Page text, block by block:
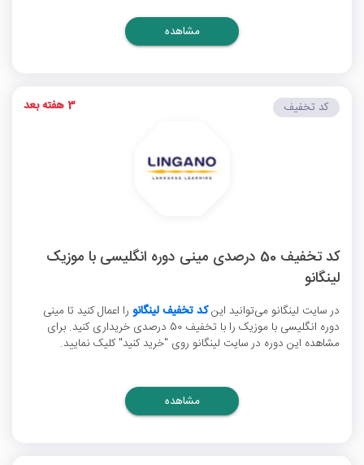
مشاهده
کد تخفیف 50 درصدی مینی دوره انگلیسی با موزیک
لینگانو
در سایت لینگانو می‌توانید اینکد تخفیف لینگانو را اعمال کنید تا مینی
دوره انگلیسی با موزیک را با تخفیف 50 درصدی خریداری کنید. برای
مشاهده این دوره در سایت لینگانو روی "خرید کنید" کلیک نمایید.
کد تخفیف 3 هفته بعد
مشاهده